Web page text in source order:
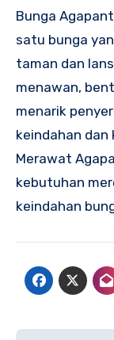
Bunga
satu bunga
taman dan
menawan,
menarik
keindahan
Merawat
kebutuhan
keindahan